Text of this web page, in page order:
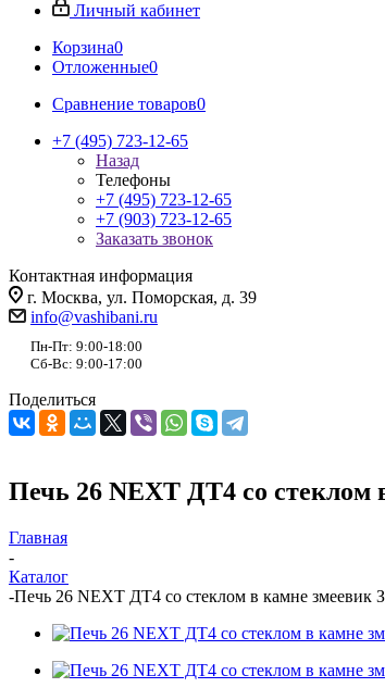
Личный кабинет
Корзина0
Отложенные0
Сравнение товаров0
+7 (495) 723-12-65
Назад
Телефоны
+7 (495) 723-12-65
+7 (903) 723-12-65
Заказать звонок
Контактная информация
г. Москва, ул. Поморская, д. 39
info@vashibani.ru
Пн-Пт: 9:00-18:00
Сб-Вс: 9:00-17:00
Поделиться
Печь 26 NEXT ДТ4 со стеклом
Главная
-
Каталог
-Печь 26 NEXT ДТ4 со стеклом в камне змеевик